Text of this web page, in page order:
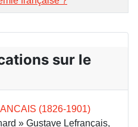
sur le
(1826-1901)
» Gustave Lefrançais,